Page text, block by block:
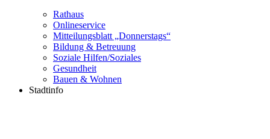
Rathaus
Onlineservice
Mitteilungsblatt „Donnerstags“
Bildung & Betreuung
Soziale Hilfen/Soziales
Gesundheit
Bauen & Wohnen
Stadtinfo